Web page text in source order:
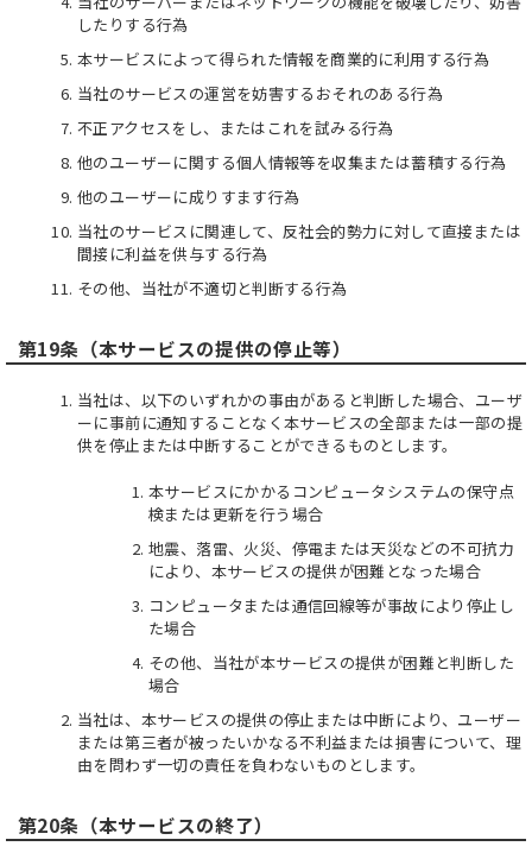
したりする行為
本サービスによって得られた情報を商業的に利用する行為
当社のサービスの運営を妨害するおそれのある行為
不正アクセスをし、またはこれを試みる行為
他のユーザーに関する個人情報等を収集または蓄積する行為
他のユーザーに成りすます行為
当社のサービスに関連して、反社会的勢力に対して直接または
間接に利益を供与する行為
その他、当社が不適切と判断する行為
第19条（本サービスの提供の停止等）
当社は、以下のいずれかの事由があると判断した場合、ユーザ
ーに事前に通知することなく本サービスの全部または一部の提
供を停止または中断することができるものとします。
本サービスにかかるコンピュータシステムの保守点
検または更新を行う場合
地震、落雷、火災、停電または天災などの不可抗力
により、本サービスの提供が困難となった場合
コンピュータまたは通信回線等が事故により停止し
た場合
その他、当社が本サービスの提供が困難と判断した
場合
当社は、本サービスの提供の停止または中断により、ユーザー
または第三者が被ったいかなる不利益または損害について、理
由を問わず一切の責任を負わないものとします。
第20条（本サービスの終了）